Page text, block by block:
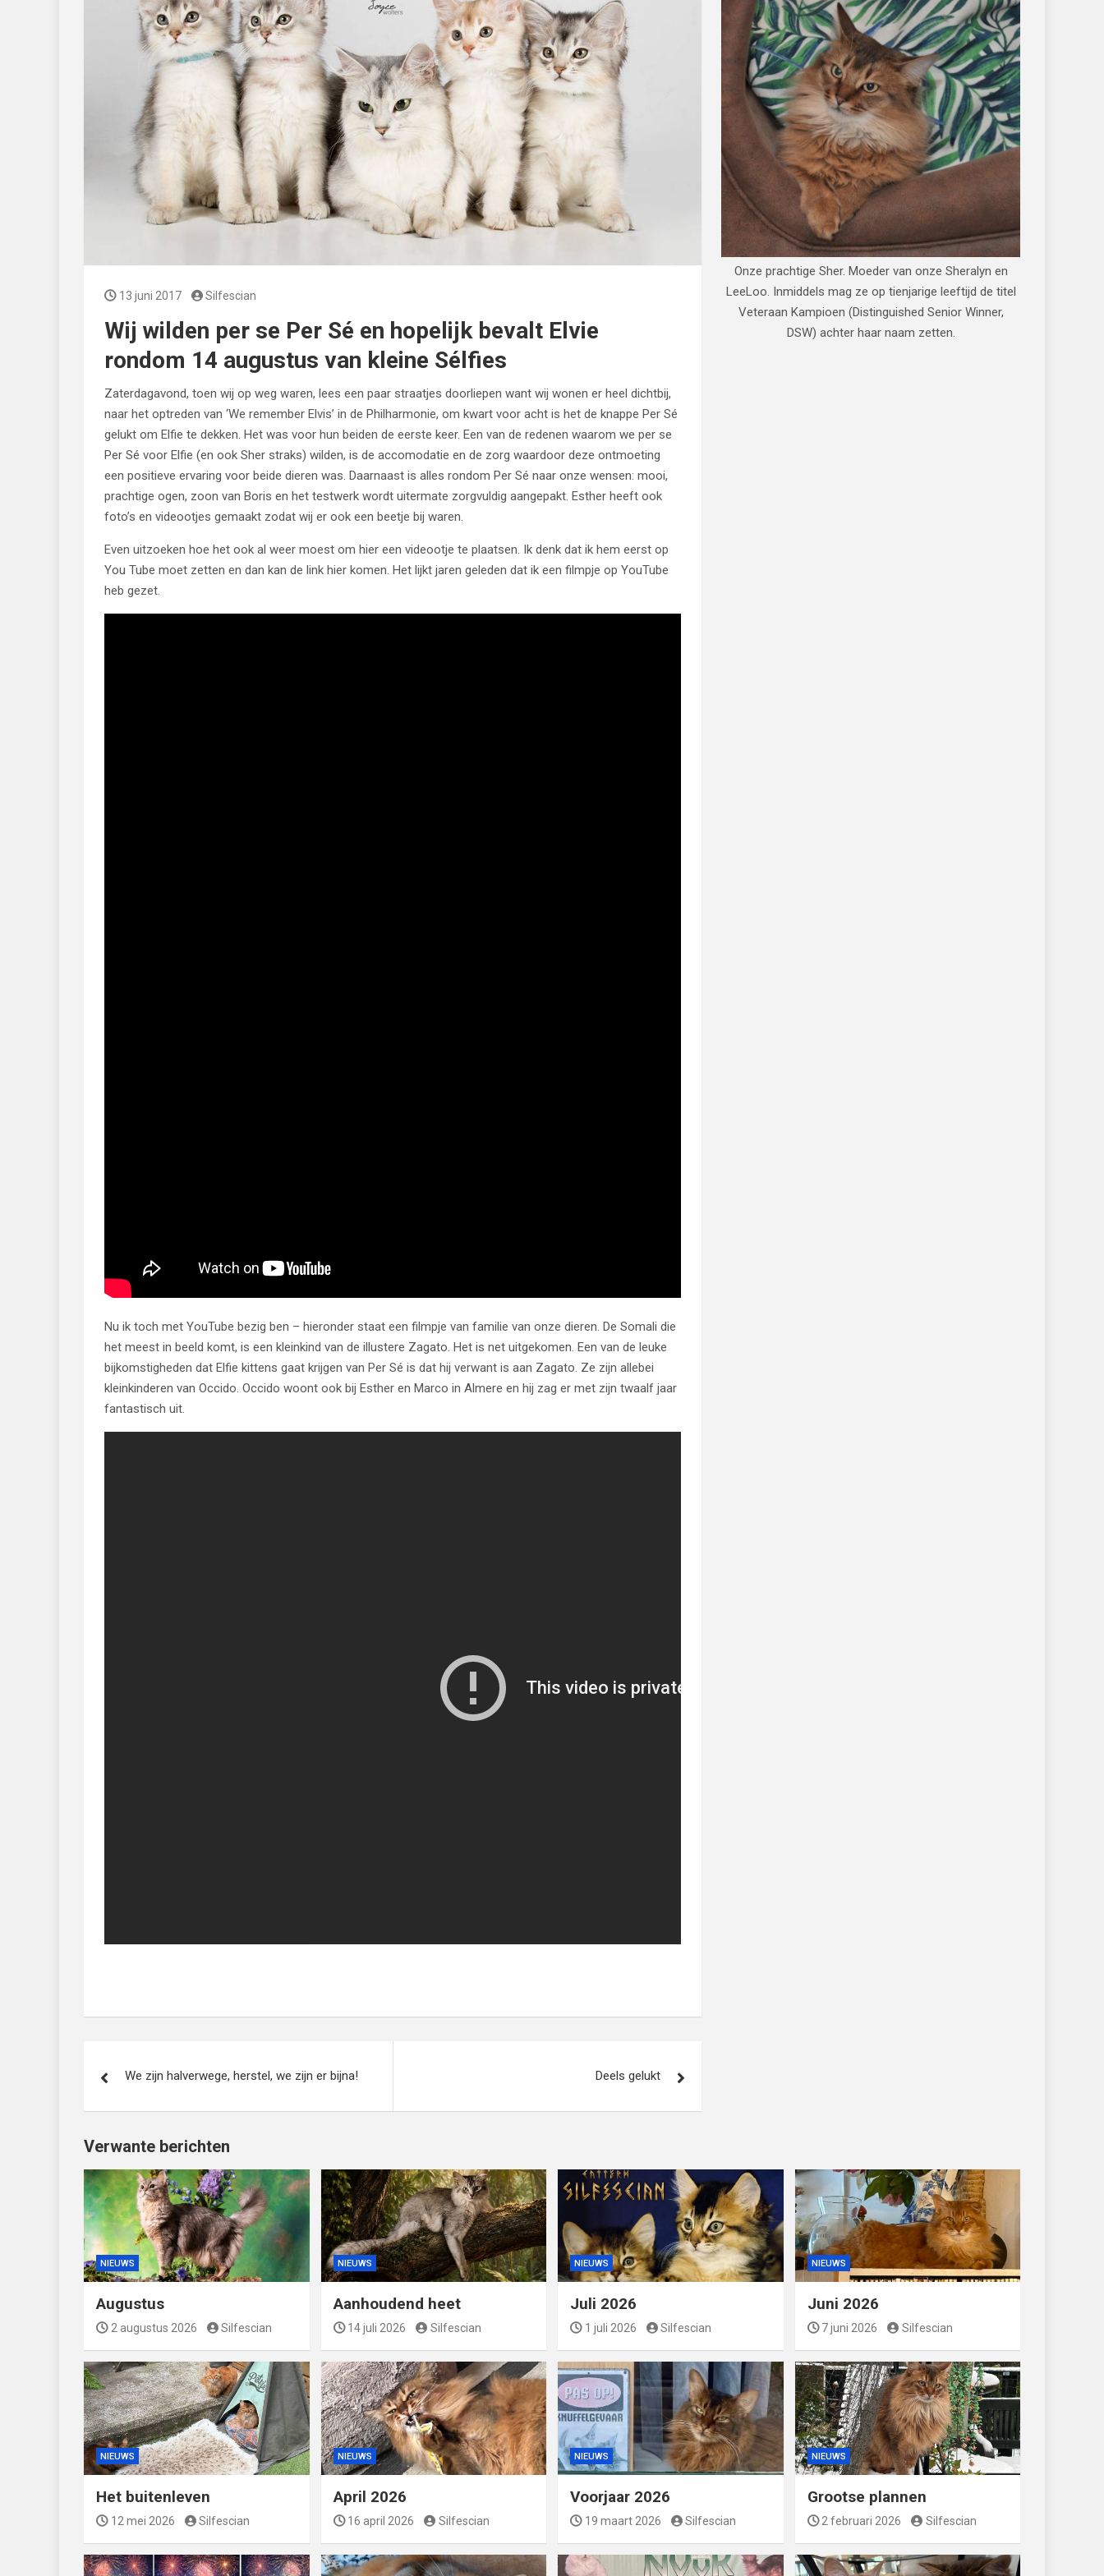
13 juni 2017 Silfescian
Wij wilden per se Per Sé en hopelijk bevalt Elvie
rondom 14 augustus van kleine Sélfies
Zaterdagavond, toen wij op weg waren, lees een paar straatjes doorliepen want wij wonen er heel dichtbij,
naar het optreden van ‘We remember Elvis’ in de Philharmonie, om kwart voor acht is het de knappe Per Sé
gelukt om Elfie te dekken. Het was voor hun beiden de eerste keer. Een van de redenen waarom we per se
Per Sé voor Elfie (en ook Sher straks) wilden, is de accomodatie en de zorg waardoor deze ontmoeting
een positieve ervaring voor beide dieren was. Daarnaast is alles rondom Per Sé naar onze wensen: mooi,
prachtige ogen, zoon van Boris en het testwerk wordt uitermate zorgvuldig aangepakt. Esther heeft ook
foto’s en videootjes gemaakt zodat wij er ook een beetje bij waren.
Even uitzoeken hoe het ook al weer moest om hier een videootje te plaatsen. Ik denk dat ik hem eerst op
You Tube moet zetten en dan kan de link hier komen. Het lijkt jaren geleden dat ik een filmpje op YouTube
heb gezet.
Nu ik toch met YouTube bezig ben – hieronder staat een filmpje van familie van onze dieren. De Somali die
het meest in beeld komt, is een kleinkind van de illustere Zagato. Het is net uitgekomen. Een van de leuke
bijkomstigheden dat Elfie kittens gaat krijgen van Per Sé is dat hij verwant is aan Zagato. Ze zijn allebei
kleinkinderen van Occido. Occido woont ook bij Esther en Marco in Almere en hij zag er met zijn twaalf jaar
fantastisch uit.
navigatie
We zijn halverwege, herstel, we zijn er bijna! Deels gelukt
Onze prachtige Sher. Moeder van onze Sheralyn en
LeeLoo. Inmiddels mag ze op tienjarige leeftijd de titel
Veteraan Kampioen (Distinguished Senior Winner,
DSW) achter haar naam zetten.
Verwante berichten
NIEUWS
Augustus
2 augustus 2026 Silfescian
NIEUWS
Aanhoudend heet
14 juli 2026 Silfescian
NIEUWS
Juli 2026
1 juli 2026 Silfescian
NIEUWS
Juni 2026
7 juni 2026 Silfescian
NIEUWS
Het buitenleven
12 mei 2026 Silfescian
NIEUWS
April 2026
16 april 2026 Silfescian
NIEUWS
Voorjaar 2026
19 maart 2026 Silfescian
NIEUWS
Grootse plannen
2 februari 2026 Silfescian